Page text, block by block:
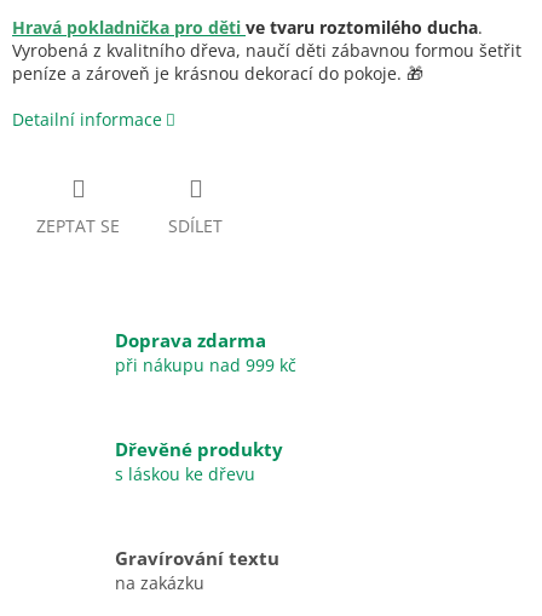
Hravá pokladnička pro děti ve tvaru roztomilého ducha.
Vyrobená z kvalitního dřeva, naučí děti zábavnou formou šetřit
peníze a zároveň je krásnou dekorací do pokoje. 🎁
Detailní informace
ZEPTAT SE SDÍLET
Doprava zdarma
při nákupu nad 999 kč
Dřevěné produkty
s láskou ke dřevu
Gravírování textu
na zakázku